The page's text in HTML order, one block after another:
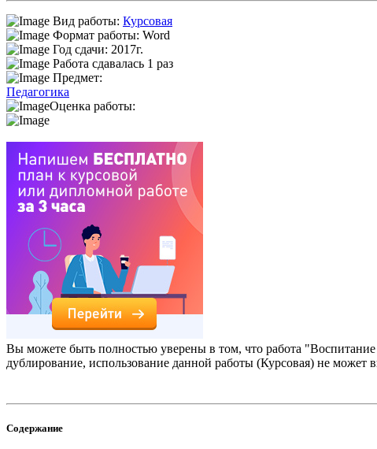
Вид работы: Курсовая
Формат работы: Word
Год сдачи: 2017г.
Работа сдавалась 1 раз
Предмет:
Педагогика
Оценка работы:
Вы можете быть полностью уверены в том, что работа
дублирование, использование данной работы (Курсовая) не может
Содержание